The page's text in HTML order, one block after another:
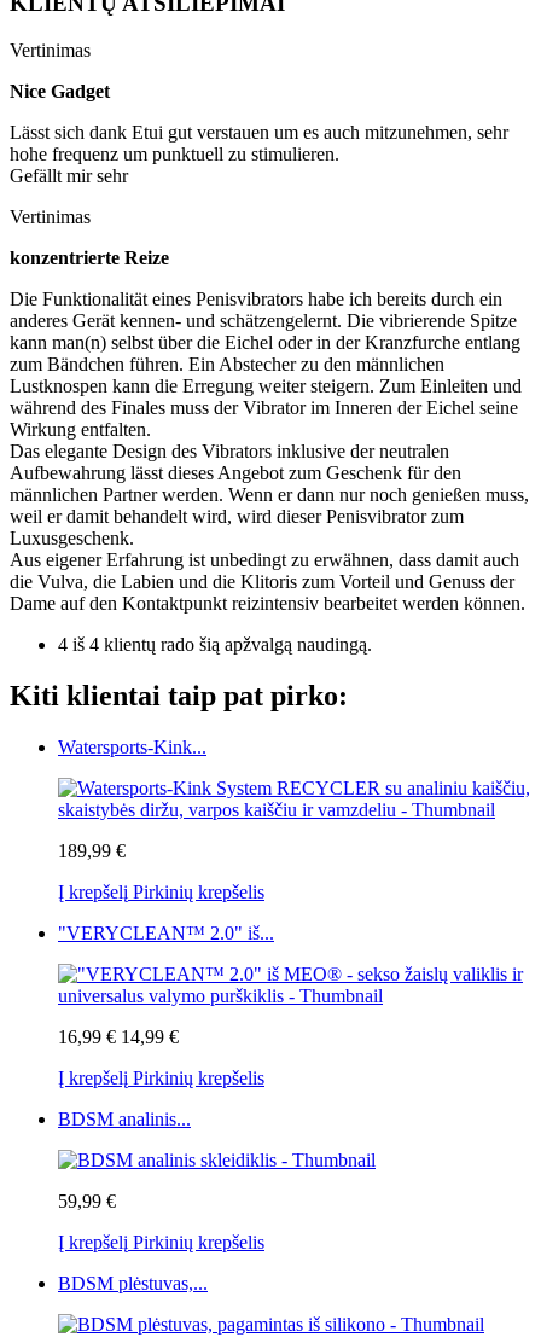
Vertinimas
Nice Gadget
Lässt sich dank Etui gut verstauen um es auch mitzunehmen, sehr
hohe frequenz um punktuell zu stimulieren.
Gefällt mir sehr
Vertinimas
konzentrierte Reize
Die Funktionalität eines Penisvibrators habe ich bereits durch ein
anderes Gerät kennen- und schätzengelernt. Die vibrierende Spitze
kann man(n) selbst über die Eichel oder in der Kranzfurche entlang
zum Bändchen führen. Ein Abstecher zu den männlichen
Lustknospen kann die Erregung weiter steigern. Zum Einleiten und
während des Finales muss der Vibrator im Inneren der Eichel seine
Wirkung entfalten.
Das elegante Design des Vibrators inklusive der neutralen
Aufbewahrung lässt dieses Angebot zum Geschenk für den
männlichen Partner werden. Wenn er dann nur noch genießen muss,
weil er damit behandelt wird, wird dieser Penisvibrator zum
Luxusgeschenk.
Aus eigener Erfahrung ist unbedingt zu erwähnen, dass damit auch
die Vulva, die Labien und die Klitoris zum Vorteil und Genuss der
Dame auf den Kontaktpunkt reizintensiv bearbeitet werden können.
4 iš 4 klientų rado šią apžvalgą naudingą.
Kiti klientai taip pat pirko:
Watersports-Kink...
189,99 €
Į krepšelį Pirkinių krepšelis
"VERYCLEAN™ 2.0" iš...
16,99 € 14,99 €
Į krepšelį Pirkinių krepšelis
BDSM analinis...
59,99 €
Į krepšelį Pirkinių krepšelis
BDSM plėstuvas,...